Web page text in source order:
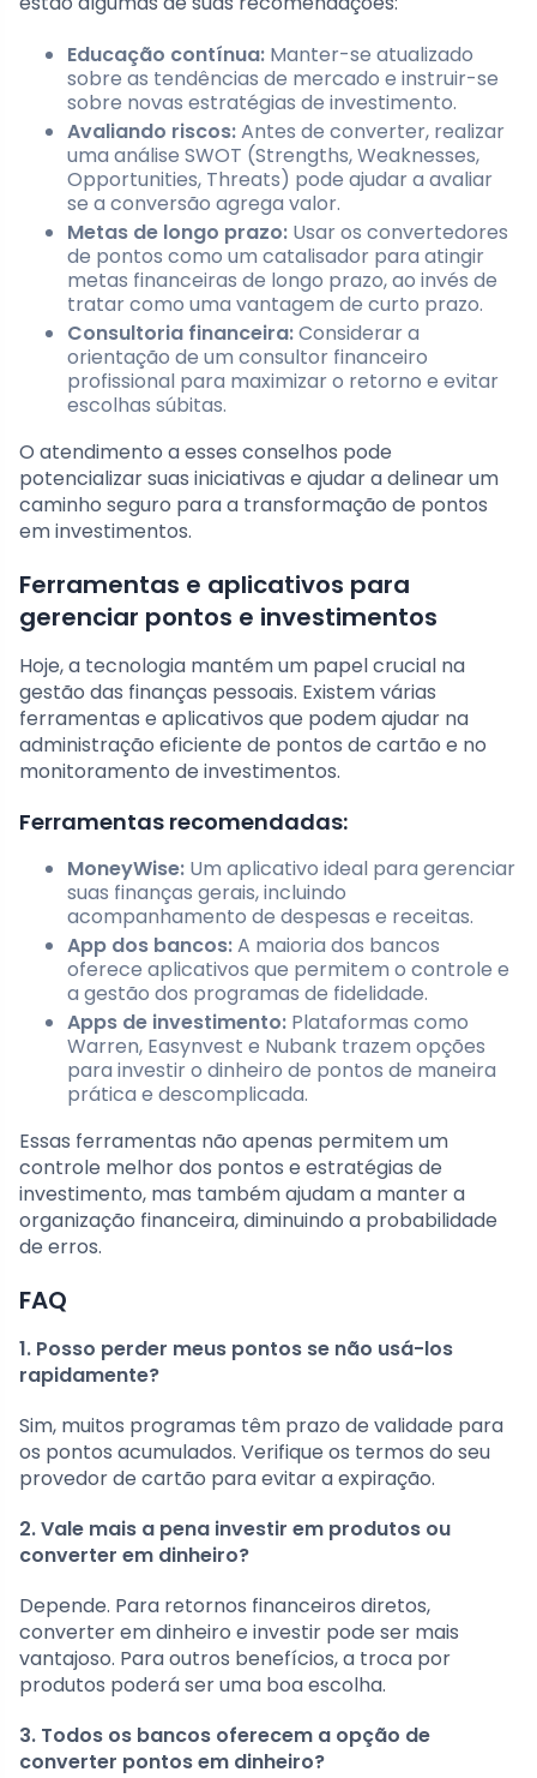
Educação contínua: Manter-se atualizado
sobre as tendências de mercado e instruir-se
sobre novas estratégias de investimento.
Avaliando riscos:Antes de converter, realizar
uma análise SWOT (Strengths, Weaknesses,
Opportunities, Threats) pode ajudar a avaliar
se a conversão agrega valor.
Metas de longo prazo: Usar os convertedores
de pontos como um catalisador para atingir
metas financeiras de longo prazo, ao invés de
tratar como uma vantagem de curto prazo.
Consultoria financeira:Considerar a
orientação de um consultor financeiro
profissional para maximizar o retorno e evitar
escolhas súbitas.
O atendimento a esses conselhos pode
potencializar suas iniciativas e ajudar a delinear um
caminho seguro para a transformação de pontos
em investimentos.
Ferramentas e aplicativos para
gerenciar pontos e investimentos
Hoje, a tecnologia mantém um papel crucial na
gestão das finanças pessoais. Existem várias
ferramentas e aplicativos que podem ajudar na
administração eficiente de pontos de cartão e no
monitoramento de investimentos.
Ferramentas recomendadas:
MoneyWise: Um aplicativo ideal para gerenciar
suas finanças gerais, incluindo
acompanhamento de despesas e receitas.
App dos bancos:A maioria dos bancos
oferece aplicativos que permitem o controle e
a gestão dos programas de fidelidade.
Apps de investimento: Plataformas como
Warren, Easynvest e Nubank trazem opções
para investir o dinheiro de pontos de maneira
prática e descomplicada.
Essas ferramentas não apenas permitem um
controle melhor dos pontos e estratégias de
investimento, mas também ajudam a manter a
organização financeira, diminuindo a probabilidade
de erros.
FAQ
1. Posso perder meus pontos se não usá-los
rapidamente?
Sim, muitos programas têm prazo de validade para
os pontos acumulados. Verifique os termos do seu
provedor de cartão para evitar a expiração.
2. Vale mais a pena investir em produtos ou
converter em dinheiro?
Depende. Para retornos financeiros diretos,
converter em dinheiro e investir pode ser mais
vantajoso. Para outros benefícios, a troca por
produtos poderá ser uma boa escolha.
3. Todos os bancos oferecem a opção de
converter pontos em dinheiro?